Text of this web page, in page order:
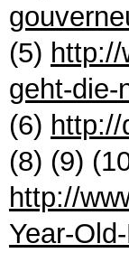
(5)
geht-die-
(6)
(8) (9)
http://
Year-